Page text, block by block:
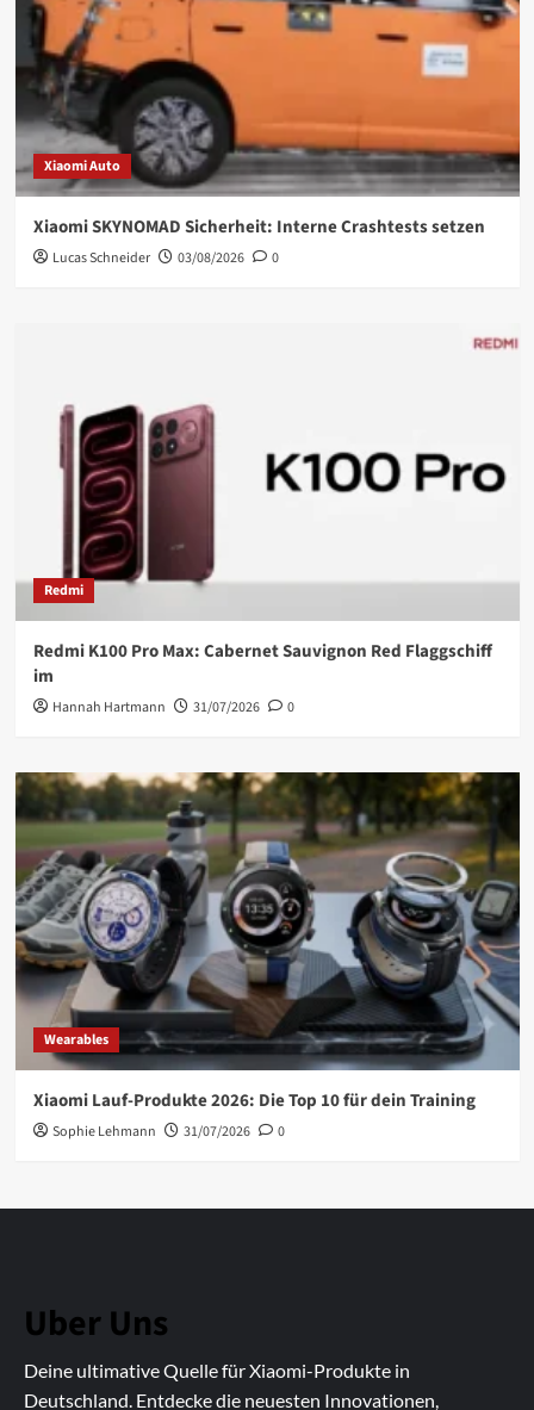
Xiaomi Auto
Xiaomi SKYNOMAD Sicherheit: Interne Crashtests setzen
Lucas Schneider 03/08/2026 0
Redmi
Redmi K100 Pro Max: Cabernet Sauvignon Red Flaggschiff
im
Hannah Hartmann 31/07/2026 0
Wearables
Xiaomi Lauf-Produkte 2026: Die Top 10 für dein Training
Sophie Lehmann 31/07/2026 0
Uber Uns
Deine ultimative Quelle für Xiaomi-Produkte in
Deutschland. Entdecke die neuesten Innovationen,